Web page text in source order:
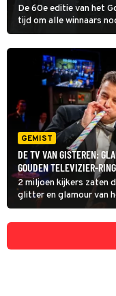
De 60e editie van het
tijd om alle winnaars
GEMIST
DE TV VAN GISTEREN:
GOUDEN TELEVIZIER-
2 miljoen kijkers zaten
glitter en glamour van
Dit is bijna exact
show was goed voor